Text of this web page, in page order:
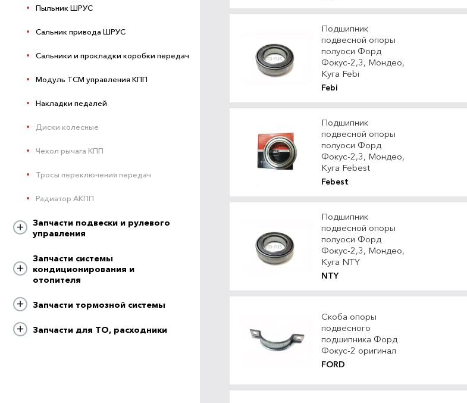
Пыльник ШРУС
Сальник привода ШРУС
Сальники и прокладки коробки передач
Модуль ТСМ управления КПП
Накладки педалей
Диски колесные
Чехол рычага КПП
Тросы переключения передач
Радиатор АКПП
Запчасти подвески и рулевого
управления
Запчасти системы
кондиционирования и
отопителя
Запчасти тормозной системы
Запчасти для ТО, расходники
Подшипник
подвесной опоры
полуоси Форд
Фокус-2,3, Мондео,
Куга Febi
Febi
Подшипник
подвесной опоры
полуоси Форд
Фокус-2,3, Мондео,
Куга Febest
Febest
Подшипник
подвесной опоры
полуоси Форд
Фокус-2,3, Мондео,
Куга NTY
NTY
Скоба опоры
подвесного
подшипника Форд
Фокус-2 оригинал
FORD